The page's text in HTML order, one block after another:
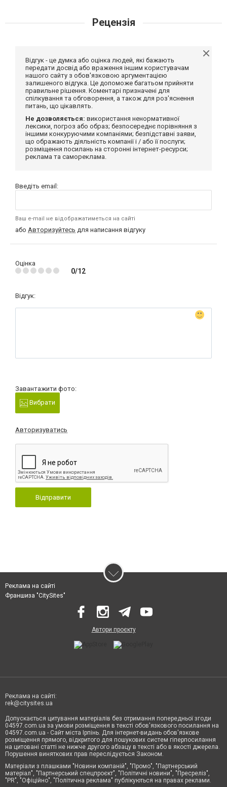
Рецензія
Відгук - це думка або оцінка людей, які бажають
передати досвід або враження іншим користувачам
нашого сайту з обов'язковою аргументацією
залишеного відгука. Це допоможе багатьом прийняти
правильне рішення. Коментарі призначені для
спілкування та обговорення, а також для роз'яснення
питань, що цікавлять.
Не дозволяється: використання ненормативної
лексики, погроз або образ; безпосереднє порівняння з
іншими конкуруючими компаніями; безпідставні заяви,
що ображають діяльність компанії і / або її послуги;
розміщення посилань на сторонні інтернет-ресурси;
реклама та самореклама.
Введіть email:
Ваш e-mail не відображатиметься на сайті
або Авторизуйтесь для написання відгуку
Оцінка
0/12
Відгук:
Завантажити фото:
Вибрати
Авторизуватись
Відправити
Реклама на сайті
Франшиза "CitySites"
Автори проєкту
Реклама на сайті:
rek@citysites.ua
Допускається цитування матеріалів без отримання попередньої згоди
04597.com.ua за умови розміщення в тексті обов'язкового посилання на
04597.com.ua - Сайт міста Ірпінь. Для інтернет-видань обов'язкове
розміщення прямого, відкритого для пошукових систем гіперпосилання
на цитовані статті не нижче другого абзацу в тексті або в якості джерела.
Порушення виняткових прав переслідується Законом.
Матеріали з плашками "Новини компаній", "Промо", "Партнерський
матеріал", "Партнерський спецпроєкт", "Політичні новини", "Пресреліз",
"PR", "Офіційно", "Політична реклама" публікуються на правах реклами.